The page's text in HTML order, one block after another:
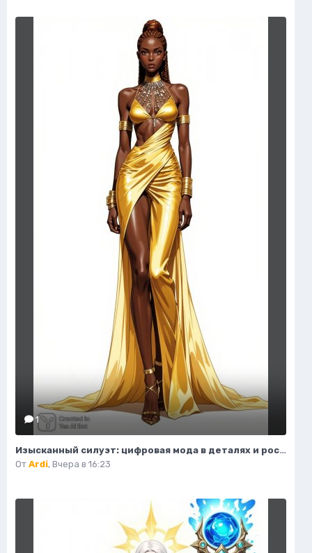
1
Изысканный силуэт: цифровая мода в деталях и роскошные акценты высокой моды. Нейронная сеть Flux Ai
От Ardi, Вчера в 16:23